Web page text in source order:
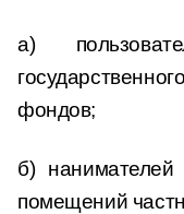
а)
фондов;
б)
помещений